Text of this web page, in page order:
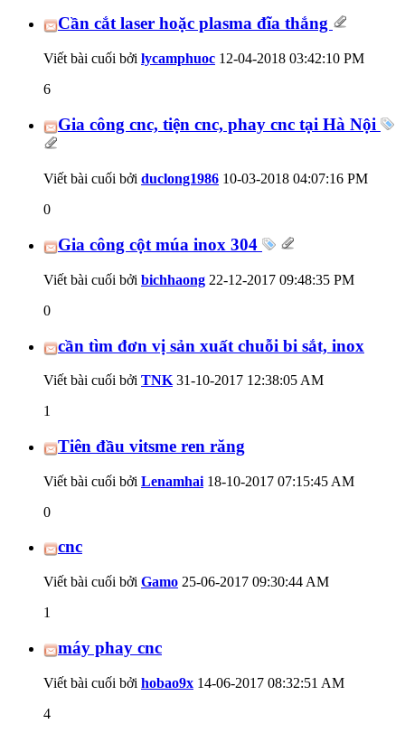
Cần cắt laser hoặc plasma đĩa thắng
Viết bài cuối bởi lycamphuoc 12-04-2018 03:42:10 PM
6
Gia công cnc, tiện cnc, phay cnc tại Hà Nội
Viết bài cuối bởi duclong1986 10-03-2018 04:07:16 PM
0
Gia công cột múa inox 304
Viết bài cuối bởi bichhaong 22-12-2017 09:48:35 PM
0
cần tìm đơn vị sản xuất chuỗi bi sắt, inox
Viết bài cuối bởi TNK 31-10-2017 12:38:05 AM
1
Tiên đầu vitsme ren răng
Viết bài cuối bởi Lenamhai 18-10-2017 07:15:45 AM
0
cnc
Viết bài cuối bởi Gamo 25-06-2017 09:30:44 AM
1
máy phay cnc
Viết bài cuối bởi hobao9x 14-06-2017 08:32:51 AM
4